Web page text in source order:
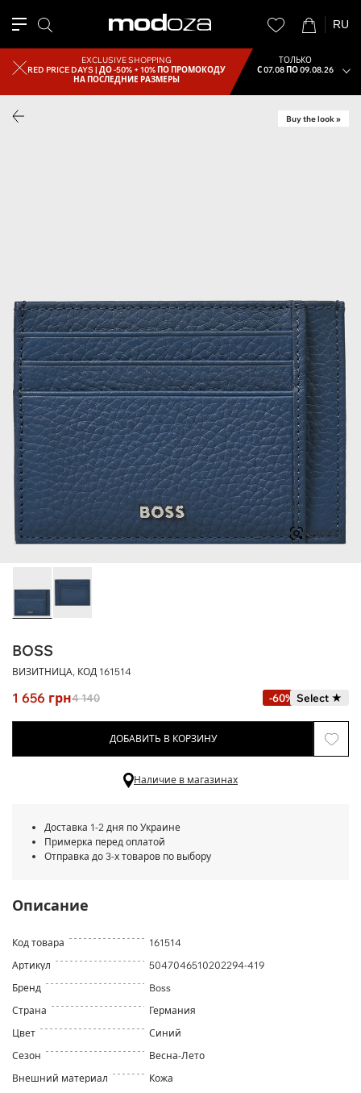
RU
EXCLUSIVE SHOPPING
RED PRICE DAYS |ДО -50% + 10% ПО ПРОМОКОДУ
НА ПОСЛЕДНИЕ РАЗМЕРЫ
ТОЛЬКО
С 07.08 ПО 09.08.26
Buy the look »
ПОХОЖИЕ
BOSS
ВИЗИТНИЦА, КОД 161514
1 656 грн4 140 -60% Select ★
ДОБАВИТЬ В КОРЗИНУ
Наличие в магазинах
Доставка 1-2 дня по Украине
Примерка перед оплатой
Отправка до 3-х товаров по выбору
Описание
Код товара
161514
Артикул
5047046510202294-419
Бренд
Boss
Страна
Германия
Цвет
Синий
Сезон
Весна-Лето
Внешний материал
Кожа